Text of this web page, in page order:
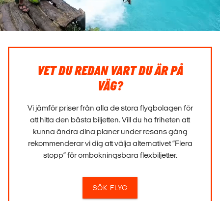
VET DU REDAN VART DU ÄR PÅ
VÄG?
Vi jämför priser från alla de stora flygbolagen för
att hitta den bästa biljetten. Vill du ha friheten att
kunna ändra dina planer under resans gång
rekommenderar vi dig att välja alternativet ”Flera
stopp” för ombokningsbara flexbiljetter.
SÖK FLYG